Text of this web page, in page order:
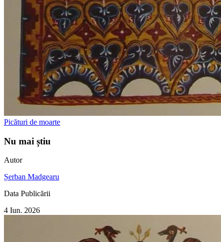
Picături de moarte
Nu mai știu
Autor
Șerban Madgearu
Data Publicării
4 Iun. 2026